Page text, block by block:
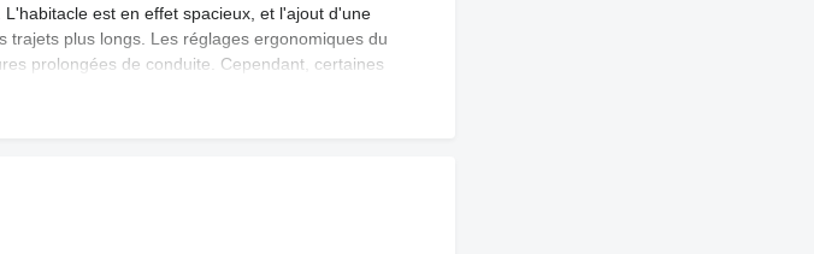
est en effet spacieux, et l'ajout d'une
plus longs. Les réglages ergonomiques du
prolongées de conduite. Cependant, certaines
sont plutôt limitées au regard de la taille du